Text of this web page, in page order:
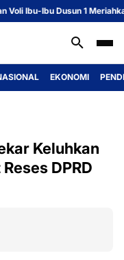
Ibu Dusun 1 Meriahkan
EKONOMI
Keluhkan
DPRD